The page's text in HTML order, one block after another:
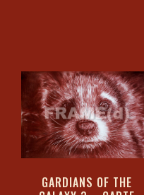
GARDIANS OF THE